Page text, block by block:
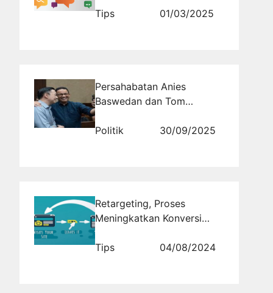
Tips
01/03/2025
Persahabatan Anies
Baswedan dan Tom
Publik
Politik 30/09/2025
Retargeting, Proses
Meningkatkan Konversi
Tips
04/08/2024